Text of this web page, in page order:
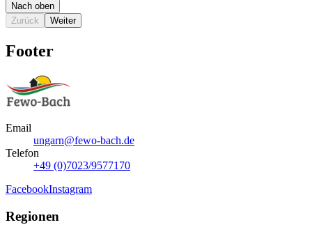
Nach oben
Zurück
Weiter
Footer
Email
ungarn@fewo-bach.de
Telefon
+49 (0)7023/9577170
FacebookInstagram
Regionen